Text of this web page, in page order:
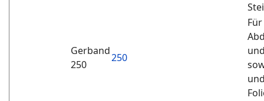
Gerband
250
250